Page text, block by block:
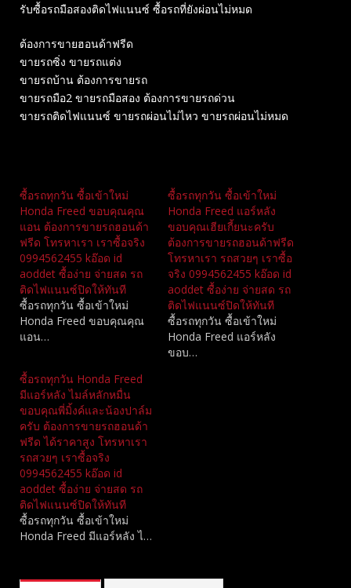
รับซื้อรถมือสองติดไฟแนนซ์ ซื้อรถที่ยังผ่อนไม่หมด
ต้องการขายฮอนด้าฟรีด
ขายรถซิ่ง ขายรถแต่ง
ขายรถบ้าน ต้องการขายรถ
ขายรถมือ2 ขายรถมือสอง ต้องการขายรถด่วน
ขายรถติดไฟแนนซ์ ขายรถผ่อนไม่ไหว ขายรถผ่อนไม่หมด
ซื้อรถทุกวัน ซื้อเข้าใหม่
Honda Freed ขอบคุณคุณ
แอน ต้องการขายรถฮอนด้า
ฟรีด โทรหาเรา เราซื้อจริง
0994562455 kอ๊อด id
aoddet ซื้อง่าย จ่ายสด รถ
ติดไฟแนนซ์ปิดให้ทันที
ซื้อรถทุกวัน ซื้อเข้าใหม่
Honda Freed ขอบคุณคุณ
แอน…
ซื้อรถทุกวัน ซื้อเข้าใหม่
Honda Freed แอร์หลัง
ขอบคุณเฮียเกี้ยนะครับ
ต้องการขายรถฮอนด้าฟรีด
โทรหาเรา รถสวยๆ เราซื้อ
จริง 0994562455 kอ๊อด id
aoddet ซื้อง่าย จ่ายสด รถ
ติดไฟแนนซ์ปิดให้ทันที
ซื้อรถทุกวัน ซื้อเข้าใหม่
Honda Freed แอร์หลัง
ขอบ…
ซื้อรถทุกวัน Honda Freed
มีแอร์หลัง ไมล์หลักหมื่น
ขอบคุณพี่มิ้งค์และน้องปาล์ม
ครับ ต้องการขายรถฮอนด้า
ฟรีด ได้ราคาสูง โทรหาเรา
รถสวยๆ เราซื้อจริง
0994562455 kอ๊อด id
aoddet ซื้อง่าย จ่ายสด รถ
ติดไฟแนนซ์ปิดให้ทันที
ซื้อรถทุกวัน ซื้อเข้าใหม่
Honda Freed มีแอร์หลัง ไ…